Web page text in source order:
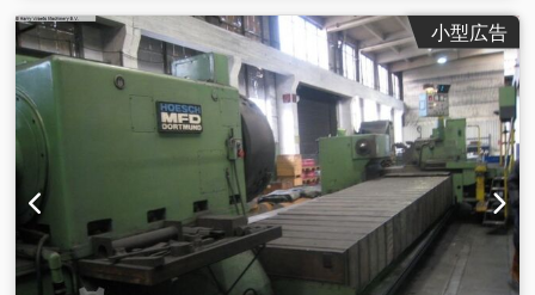
小型広告